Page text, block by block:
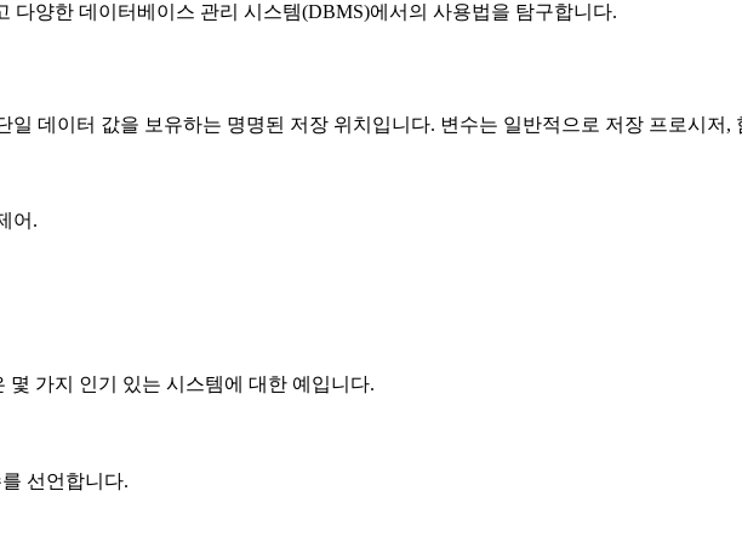
다양한 데이터베이스 관리 시스템(DBMS)에서의 사용법을 탐구합니다.
일 데이터 값을 보유하는 명명된 저장 위치입니다. 변수는 일반적으로 저장 프로시저
어.
가지 인기 있는 시스템에 대한 예입니다.
선언합니다.